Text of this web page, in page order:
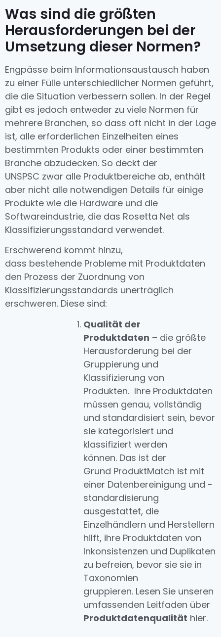
Was sind die größten
Herausforderungen bei der
Umsetzung dieser Normen?
Engpässe beim Informationsaustausch haben
zu einer Fülle unterschiedlicher Normen geführt,
die die Situation verbessern sollen. In der Regel
gibt es jedoch entweder zu viele Normen für
mehrere Branchen, so dass oft nicht in der Lage
ist, alle erforderlichen Einzelheiten eines
bestimmten Produkts oder einer bestimmten
Branche abzudecken. So deckt der
UNSPSC zwar alle Produktbereiche ab, enthält
aber nicht alle notwendigen Details für einige
Produkte wie die Hardware und die
Softwareindustrie, die das Rosetta Net als
Klassifizierungsstandard verwendet.
Erschwerend kommt hinzu,
dass bestehende Probleme mit Produktdaten
den Prozess der Zuordnung von
Klassifizierungsstandards unerträglich
erschweren. Diese sind:
Qualität der
Produktdaten – die größte
Herausforderung bei der
Gruppierung und
Klassifizierung von
Produkten. Ihre Produktdaten
müssen genau, vollständig
und standardisiert sein, bevor
sie kategorisiert und
klassifiziert werden
können. Das ist der
Grund ProduktMatch ist mit
einer Datenbereinigung und -
standardisierung
ausgestattet, die
Einzelhändlern und Herstellern
hilft, ihre Produktdaten von
Inkonsistenzen und Duplikaten
zu befreien, bevor sie sie in
Taxonomien
gruppieren. Lesen Sie unseren
umfassenden Leitfaden über
Produktdatenqualität hier.